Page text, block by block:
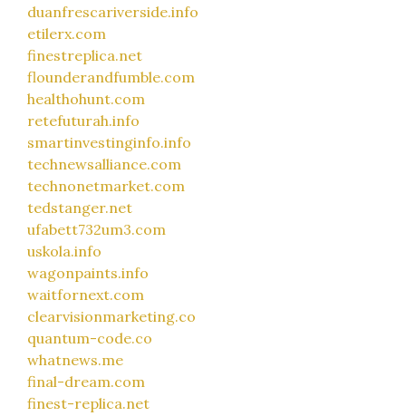
duanfrescariverside.info
etilerx.com
finestreplica.net
flounderandfumble.com
healthohunt.com
retefuturah.info
smartinvestinginfo.info
technewsalliance.com
technonetmarket.com
tedstanger.net
ufabett732um3.com
uskola.info
wagonpaints.info
waitfornext.com
clearvisionmarketing.co
quantum-code.co
whatnews.me
final-dream.com
finest-replica.net